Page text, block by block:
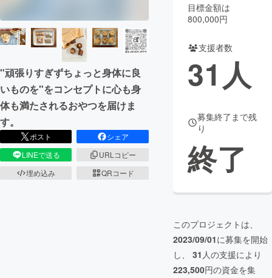
CAMPFIRE Creation
CAMPFIREふるさと納税machi-ya コミュニティ
"頑張りすぎずちょっと身体に良
いものを"をコンセプトに心も身
体も満たされるおやつを届けま
す。
ポスト
シェア
LINEで送る
URLコピー
埋め込み
QRコード
目標金額は
800,000円
支援者数
31 人
募集終了まで残
り
終了
このプロジェクトは、
2023/09/01に募集を開始
し、 31 人の支援により
223,500円の資金を集